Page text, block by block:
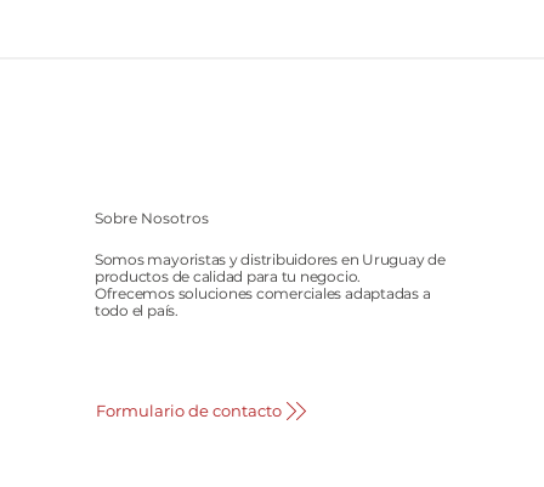
Sobre Nosotros
Somos mayoristas y distribuidores en Uruguay de
productos de calidad para tu negocio.
Ofrecemos soluciones comerciales adaptadas a
todo el país.
Formulario de contacto